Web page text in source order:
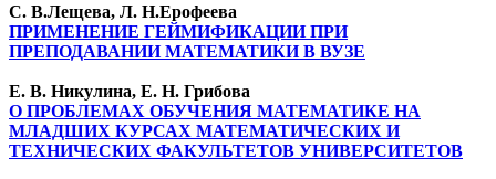
С. В.Лещева, Л. Н.Ерофеева
ПРИМЕНЕНИЕ ГЕЙМИФИКАЦИИ ПРИ
ПРЕПОДАВАНИИ МАТЕМАТИКИ В ВУЗЕ
Е. В. Никулина, Е. Н. Грибова
О ПРОБЛЕМАХ ОБУЧЕНИЯ МАТЕМАТИКЕ НА
МЛАДШИХ КУРСАХ МАТЕМАТИЧЕСКИХ И
ТЕХНИЧЕСКИХ ФАКУЛЬТЕТОВ УНИВЕРСИТЕТОВ